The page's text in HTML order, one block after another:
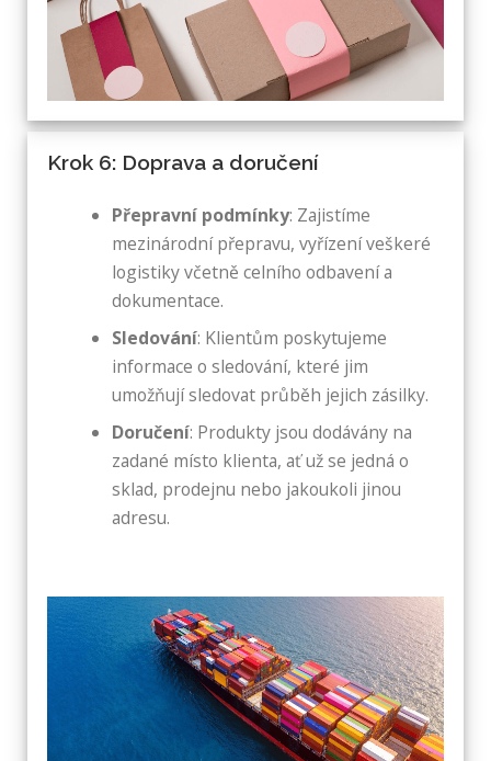
Krok 6: Doprava a doručení
Přepravní podmínky: Zajistíme
mezinárodní přepravu, vyřízení veškeré
logistiky včetně celního odbavení a
dokumentace.
Sledování: Klientům poskytujeme
informace o sledování, které jim
umožňují sledovat průběh jejich zásilky.
Doručení: Produkty jsou dodávány na
zadané místo klienta, ať už se jedná o
sklad, prodejnu nebo jakoukoli jinou
adresu.